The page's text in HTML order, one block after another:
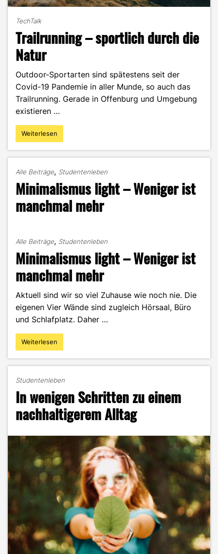
TechTalk
Trailrunning – sportlich durch die
Natur
Outdoor-Sportarten sind spätestens seit der
Covid-19 Pandemie in aller Munde, so auch das
Trailrunning. Gerade in Offenburg und Umgebung
existieren …
"Trailrunning
–
die
Natur"
Weiterlesen
Alle Beiträge, Studentenleben
Minimalismus light – Weniger ist
manchmal mehr
Alle Beiträge, Studentenleben
Minimalismus light – Weniger ist
manchmal mehr
Aktuell sind wir so viel Zuhause wie noch nie. Die
eigenen Vier Wände sind zugleich Hörsaal, Büro
und Schlafplatz. Daher …
"Minimalismus
light
ist
manchmal
mehr"
Weiterlesen
Studentenleben
In wenigen Schritten zu einem
nachhaltigerem Alltag